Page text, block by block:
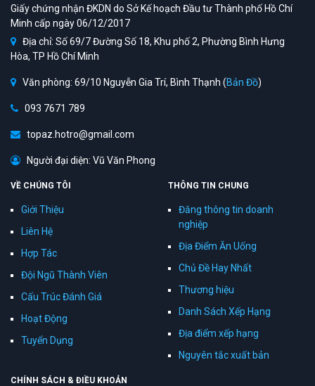
Giấy chứng nhận ĐKDN do Sở Kế hoạch Đầu tư Thành phố Hồ Chí
Minh cấp ngày 06/12/2017
Địa chỉ: Số 69/7 Đường Số 18, Khu phố 2, Phường Bình Hưng
Hòa, TP Hồ Chí Minh
Văn phòng: 69/10 Nguyễn Gia Trí, Bình Thạnh (Bản Đồ)
093 7671 789
topaz.hotro@gmail.com
Người đại diện: Vũ Văn Phong
VỀ CHÚNG TÔI
Giới Thiệu
Liên Hệ
Hợp Tác
Đội Ngũ Thành Viên
Cấu Trúc Đánh Giá
Hoạt Động
Tuyển Dụng
THÔNG TIN CHUNG
Đăng thông tin doanh
nghiệp
Địa Điểm Ăn Uống
Chủ Đề Hay Nhất
Thương hiệu
Danh Sách Xếp Hạng
Địa điểm xếp hạng
Nguyên tắc xuất bản
CHÍNH SÁCH & ĐIỀU KHOẢN